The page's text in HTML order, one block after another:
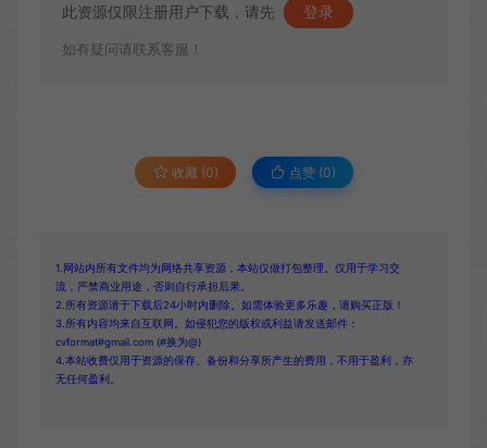
此资源仅限注册用户下载，请先 登录
如有疑问请联系客服！
收藏 (0) 点赞 (0)
1.网站内所有文件均为网络共享资源，本站仅做打包整理。仅用于学习交
流，严禁商业用途，否则自行承担后果。
2.所有资源请于下载后24小时内删除。如需体验更多乐趣，请购买正版！
3.所有内容均来自互联网。如侵犯您的版权或利益请发送邮件：
cvformat#gmail.com (#换为@)
4.本站收费仅用于资源的保存、备份和分享所产生的费用，不用于盈利，亦
无任何盈利。